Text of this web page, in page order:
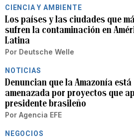
CIENCIA Y AMBIENTE
Los países y las ciudades que
sufren la contaminación en
Latina
Por Deutsche Welle
NOTICIAS
Denuncian que la Amazonía está
amenazada por proyectos que
presidente brasileño
Por Agencia EFE
NEGOCIOS